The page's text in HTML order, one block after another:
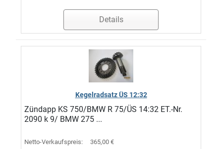
Details
Kegelradsatz ÜS 12:32
Zündapp KS 750/BMW R 75/ÜS 14:32 ET.-Nr.
2090 k 9/ BMW 275 ...
Netto-Verkaufspreis: 365,00 €